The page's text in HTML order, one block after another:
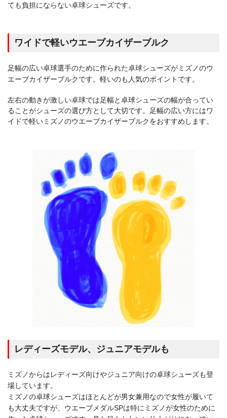
ても負担にならない卓球シューズです。
ワイドで軽いウエーブカイザーブルク
足幅の広い卓球選手のために作られた卓球シューズがミズノのウ
エーブカイザーブルクです。軽いのも人気のポイントです。
左右の動きが激しい卓球では足幅と卓球シューズの幅が合ってい
ることがシューズの選び方として大切です。足幅の広い方にはワ
イドで軽いミズノのウエーブカイザーブルクをおすすめします。
レディーズモデル、ジュニアモデルも
ミズノからはレディーズ向けやジュニア向けの卓球シューズも登
場しています。
ミズノの卓球シューズはほとんどが男女兼用なので女性が履いて
も大丈夫ですが、ウエーブメダルSPは特にミズノが女性のために